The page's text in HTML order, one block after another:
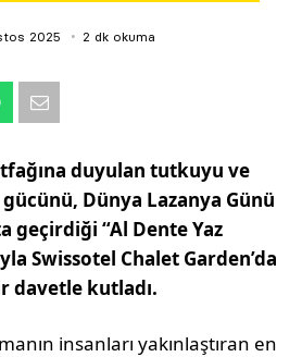
2025 2 dk okuma
duyulan tutkuyu ve
Dünya Lazanya Günü
geçirdiği “Al Dente Yaz
Swissotel Chalet Garden’da
davetle kutladı.
insanları yakınlaştıran en